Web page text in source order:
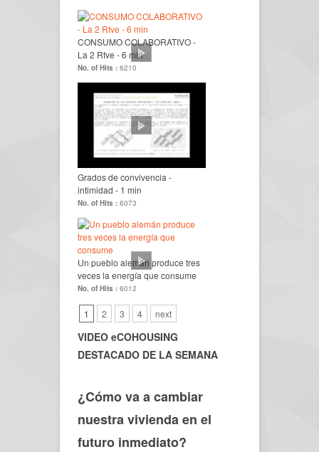
CONSUMO COLABORATIVO -
La 2 Rtve - 6 min
No. of Hits : 6210
Grados de convivencia -
intimidad - 1 min
No. of Hits : 6073
Un pueblo alemán produce tres
veces la energía que consume
No. of Hits : 6012
1 2 3 4 next
VIDEO eCOHOUSING
DESTACADO DE LA SEMANA
¿Cómo va a cambiar
nuestra vivienda en el
futuro inmediato?